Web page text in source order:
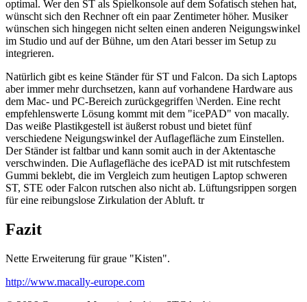
optimal. Wer den ST als Spielkonsole auf dem Sofatisch stehen hat,
wünscht sich den Rechner oft ein paar Zentimeter höher. Musiker
wünschen sich hingegen nicht selten einen anderen Neigungswinkel
im Studio und auf der Bühne, um den Atari besser im Setup zu
integrieren.
Natürlich gibt es keine Ständer für ST und Falcon. Da sich Laptops
aber immer mehr durchsetzen, kann auf vorhandene Hardware aus
dem Mac- und PC-Bereich zurückgegriffen \Nerden. Eine recht
empfehlenswerte Lösung kommt mit dem "icePAD" von macally.
Das weiße Plastikgestell ist äußerst robust und bietet fünf
verschiedene Neigungswinkel der Auflagefläche zum Einstellen.
Der Ständer ist faltbar und kann somit auch in der Aktentasche
verschwinden. Die Auflagefläche des icePAD ist mit rutschfestem
Gummi beklebt, die im Vergleich zum heutigen Laptop schweren
ST, STE oder Falcon rutschen also nicht ab. Lüftungsrippen sorgen
für eine reibungslose Zirkulation der Abluft. tr
Fazit
Nette Erweiterung für graue "Kisten".
http://www.macally-europe.com